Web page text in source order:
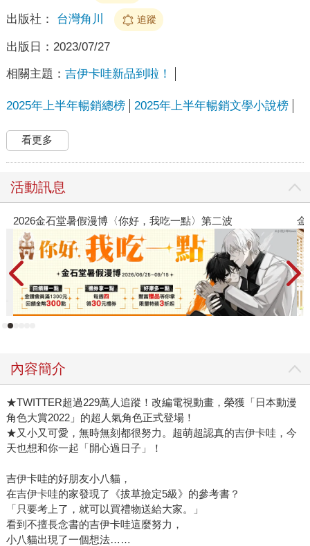
出版社： 台灣角川 追蹤
出版日： 2023/07/27
相關主題： 吉伊卡哇新品到啦！
2025年上半年暢銷總榜 2025年上半年暢銷文學小說榜
看更多
活動訊息
金石堂2026海外優惠：電子書
內容簡介
★TWITTER超過229萬人追蹤！改編電視動畫，榮獲「日本動漫
角色大賞2022」的超人氣角色正式登場！
★又小又可愛，無時無刻都很努力。超萌超認真的吉伊卡哇，今
天也想和你一起「開心過日子」！
吉伊卡哇的好朋友小八貓，
在吉伊卡哇的家發現了《拔草撿定5級》的參考書？
「只要考上了，就可以買禮物送給大家。」
看到不擅長念書的吉伊卡哇這麼努力，
小八貓出現了一個想法……